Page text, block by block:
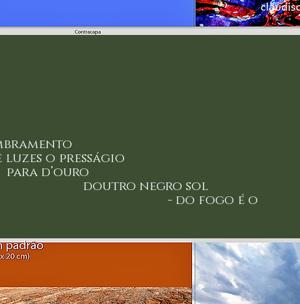
de luzes o presságio
d’ouro
negro sol
é o